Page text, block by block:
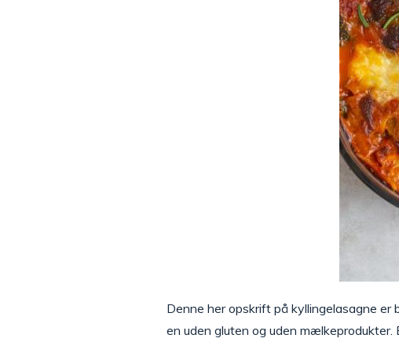
Denne her opskrift på kyllingelasagne er
en uden gluten og uden